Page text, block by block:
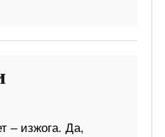
– изжога. Да,